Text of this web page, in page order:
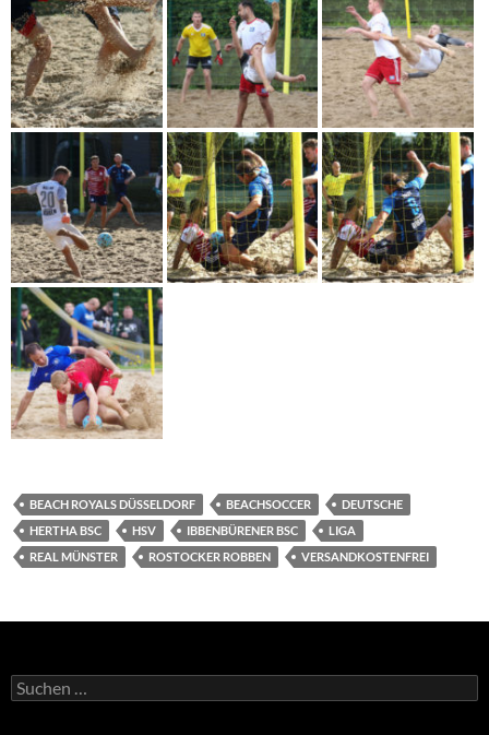
BEACH ROYALS DÜSSELDORF BEACHSOCCER
DEUTSCHE
HERTHA BSC
HSV IBBENBÜRENER BSC
LIGA
REAL MÜNSTER
ROSTOCKER ROBBEN VERSANDKOSTENFREI
Suchen
nach: